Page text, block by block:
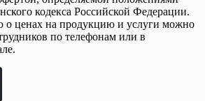
кодекса Российской Федерации.
ценах на продукцию и услуги можно
по телефонам или в